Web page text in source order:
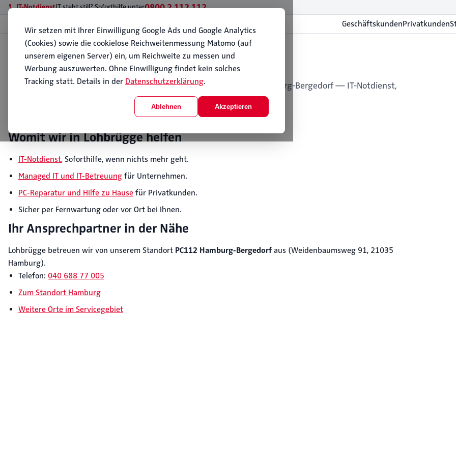
IT-NotdienstIT steht still? Soforthilfe unter0800 2 112 112
GeschäftskundenPrivatkunden
It Service IT-Service Lohbrügge
IT-Service in Lohbrügge
Lohbrügge betreuen wir direkt aus dem benachbarten Standort Hamburg-Bergedorf — IT-Notdienst,
laufende Betreuung für Betriebe und PC-Service für Privathaushalte.
Womit wir in Lohbrügge helfen
IT-Notdienst, Soforthilfe, wenn nichts mehr geht.
Managed IT und IT-Betreuung für Unternehmen.
PC-Reparatur und Hilfe zu Hause für Privatkunden.
Sicher per Fernwartung oder vor Ort bei Ihnen.
Ihr Ansprechpartner in der Nähe
Lohbrügge betreuen wir von unserem Standort PC112 Hamburg-Bergedorf aus (Weidenbaumsweg 91, 21035
Hamburg).
Telefon: 040 688 77 005
Zum Standort Hamburg
Weitere Orte im Servicegebiet
Wir setzen mit Ihrer Einwilligung Google Ads und Google Analytics
(Cookies) sowie die cookielose Reichweitenmessung Matomo (auf
unserem eigenen Server) ein, um Reichweite zu messen und
Werbung auszuwerten. Ohne Einwilligung findet kein solches
Tracking statt. Details in der Datenschutzerklärung.
Ablehnen Akzeptieren